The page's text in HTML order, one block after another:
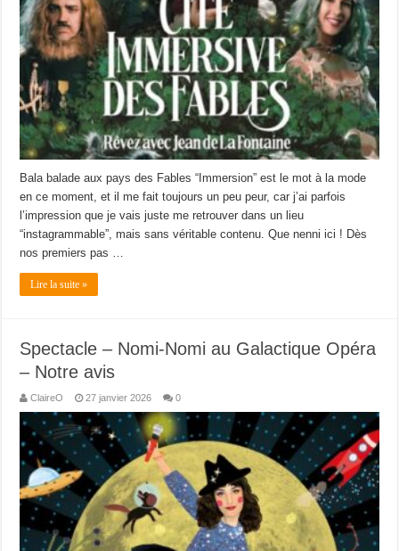
Bala balade aux pays des Fables “Immersion” est le mot à la mode
en ce moment, et il me fait toujours un peu peur, car j’ai parfois
l’impression que je vais juste me retrouver dans un lieu
“instagrammable”, mais sans véritable contenu. Que nenni ici ! Dès
nos premiers pas …
Lire la suite »
Spectacle – Nomi-Nomi au Galactique Opéra
– Notre avis
ClaireO 27 janvier 2026 0